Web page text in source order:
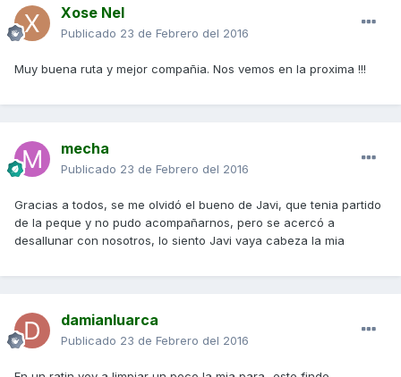
Xose Nel
Publicado 23 de Febrero del 2016
Muy buena ruta y mejor compañia. Nos vemos en la proxima !!!
mecha
Publicado 23 de Febrero del 2016
Gracias a todos, se me olvidó el bueno de Javi, que tenia partido
de la peque y no pudo acompañarnos, pero se acercó a
desallunar con nosotros, lo siento Javi vaya cabeza la mia
damianluarca
Publicado 23 de Febrero del 2016